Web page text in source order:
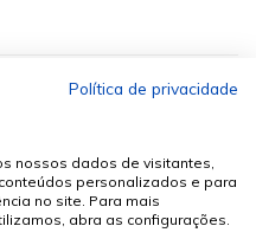
Política de privacidade
nossos dados de visitantes,
personalizados e para
no site. Para mais
abra as configurações.